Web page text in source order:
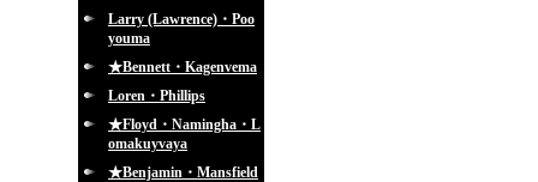
Larry (Lawrence)・Poo
youma
★Bennett・Kagenvema
Loren・Phillips
★Floyd・Namingha・L
omakuyvaya
★Benjamin・Mansfield